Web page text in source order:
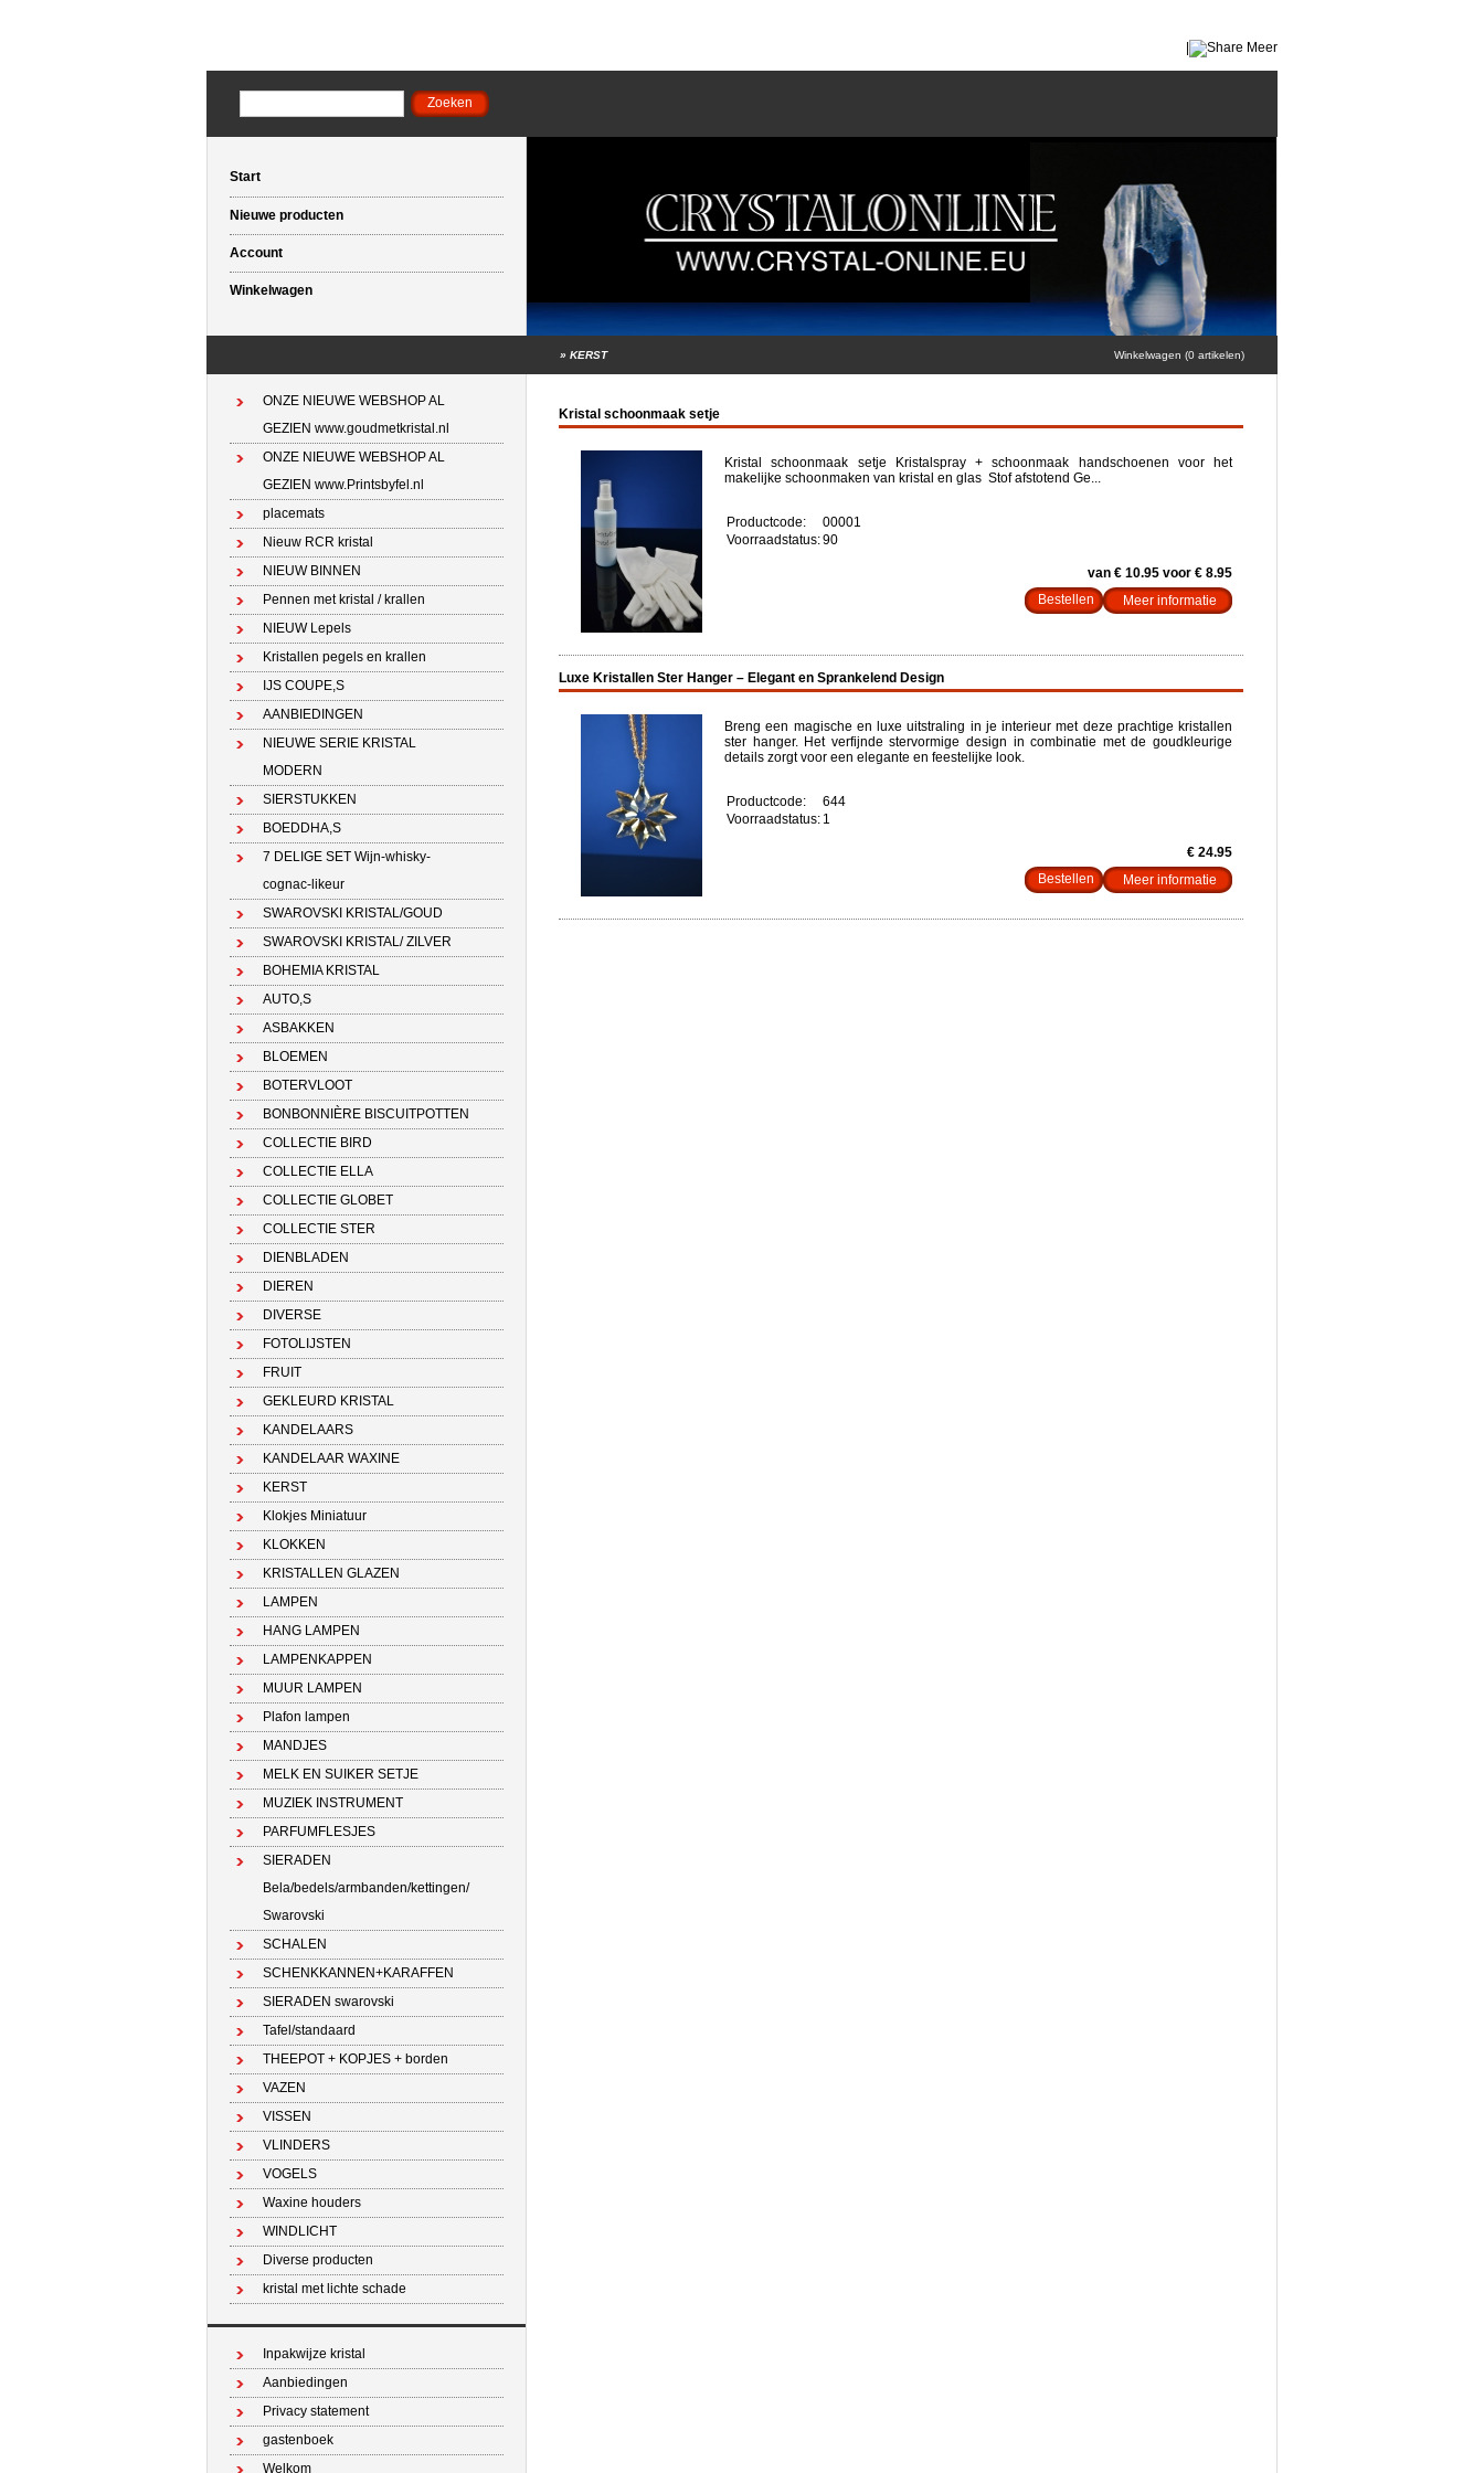
Meer
Start
Nieuwe producten
Account
Winkelwagen
» KERST Winkelwagen (0 artikelen)
ONZE NIEUWE WEBSHOP AL
GEZIEN www.goudmetkristal.nl
ONZE NIEUWE WEBSHOP AL
GEZIEN www.Printsbyfel.nl
placemats
Nieuw RCR kristal
NIEUW BINNEN
Pennen met kristal / krallen
NIEUW Lepels
Kristallen pegels en krallen
IJS COUPE,S
AANBIEDINGEN
NIEUWE SERIE KRISTAL
MODERN
SIERSTUKKEN
BOEDDHA,S
7 DELIGE SET Wijn-whisky-
cognac-likeur
SWAROVSKI KRISTAL/GOUD
SWAROVSKI KRISTAL/ ZILVER
BOHEMIA KRISTAL
AUTO,S
ASBAKKEN
BLOEMEN
BOTERVLOOT
BONBONNIÈRE BISCUITPOTTEN
COLLECTIE BIRD
COLLECTIE ELLA
COLLECTIE GLOBET
COLLECTIE STER
DIENBLADEN
DIEREN
DIVERSE
FOTOLIJSTEN
FRUIT
GEKLEURD KRISTAL
KANDELAARS
KANDELAAR WAXINE
KERST
Klokjes Miniatuur
KLOKKEN
KRISTALLEN GLAZEN
LAMPEN
HANG LAMPEN
LAMPENKAPPEN
MUUR LAMPEN
Plafon lampen
MANDJES
MELK EN SUIKER SETJE
MUZIEK INSTRUMENT
PARFUMFLESJES
SIERADEN
Bela/bedels/armbanden/kettingen/
Swarovski
SCHALEN
SCHENKKANNEN+KARAFFEN
SIERADEN swarovski
Tafel/standaard
THEEPOT + KOPJES + borden
VAZEN
VISSEN
VLINDERS
VOGELS
Waxine houders
WINDLICHT
Diverse producten
kristal met lichte schade
Inpakwijze kristal
Aanbiedingen
Privacy statement
gastenboek
Welkom
Kristal schoonmaak setje
Kristal schoonmaak setje Kristalspray + schoonmaak handschoenen voor het
makelijke schoonmaken van kristal en glas Stof afstotend Ge...
Productcode:
00001
Voorraadstatus:90
van € 10.95 voor € 8.95
Meer informatie
Luxe Kristallen Ster Hanger – Elegant en Sprankelend Design
Breng een magische en luxe uitstraling in je interieur met deze prachtige kristallen
ster hanger. Het verfijnde stervormige design in combinatie met de goudkleurige
details zorgt voor een elegante en feestelijke look.
Productcode:
644
Voorraadstatus: 1
€ 24.95
Meer informatie